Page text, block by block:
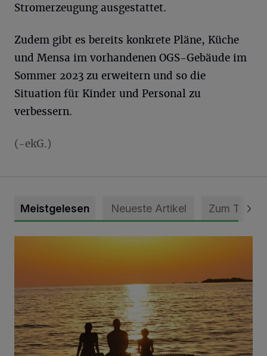
Stromerzeugung ausgestattet.
Zudem gibt es bereits konkrete Pläne, Küche
und Mensa im vorhandenen OGS-Gebäude im
Sommer 2023 zu erweitern und so die
Situation für Kinder und Personal zu
verbessern.
(-ekG.)
Meistgelesen Neueste Artikel Zum Thema
Die schönsten Sommermomente gesucht